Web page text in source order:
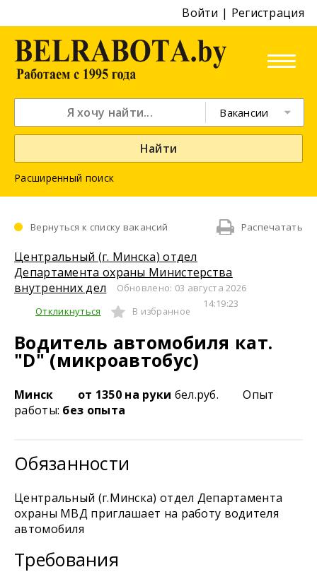
Войти | Регистрация
Вакансии
Найти
Расширенный поиск
Вернуться к списку вакансий Распечатать
Центральный (г. Минска) отдел
Департамента охраны Министерства
внутренних дел
Обновлено: 03 августа 2026
14:19:23
Откликнуться В избранное
Водитель автомобиля кат.
"D" (микроавтобус)
Минск от 1350 на руки бел.руб.
Опыт
работы: без опыта
Обязанности
Центральный (г.Минска) отдел Департамента
охраны МВД приглашает на работу водителя
автомобиля
Требования